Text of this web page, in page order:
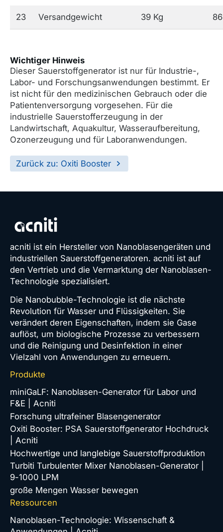
23 Versandgewicht 39 Kg
Wichtiger Hinweis
Dieser Sauerstoffgenerator ist nur für Industrie-,
Labor- und Forschungsanwendungen bestimmt. Er
ist nicht für den medizinischen Gebrauch oder die
Patientenversorgung vorgesehen. Für die
industrielle Sauerstofferzeugung in der
Landwirtschaft, Aquakultur, Wasseraufbereitung,
Ozonerzeugung und für Laboranwendungen.
Zurück zu: Oxiti Booster
acniti ist ein Hersteller von Nanoblasengeräten und
industriellen Sauerstoffgeneratoren. acniti ist auf
den Vertrieb und die Vermarktung der Nanoblasen-
Technologie spezialisiert.
Die Nanobubble-Technologie ist die nächste
Revolution für Wasser und Flüssigkeiten. Sie
verändert deren Eigenschaften, indem sie Gase
auflöst, um biologische Prozesse zu verbessern
und die Reinigung und Desinfektion in einer
Vielzahl von Anwendungen zu erneuern.
Produkte
miniGaLF: Nanoblasen-Generator für Labor und
F&E | Acniti
Forschung ultrafeiner Blasengenerator
Oxiti Booster: PSA Sauerstoffgenerator Hochdruck
| Acniti
Hochwertige und langlebige Sauerstoffproduktion
Turbiti Turbulenter Mixer Nanoblasen-Generator |
9-1000 LPM
große Mengen Wasser bewegen
Ressourcen
Nanoblasen-Technologie: Wissenschaft &